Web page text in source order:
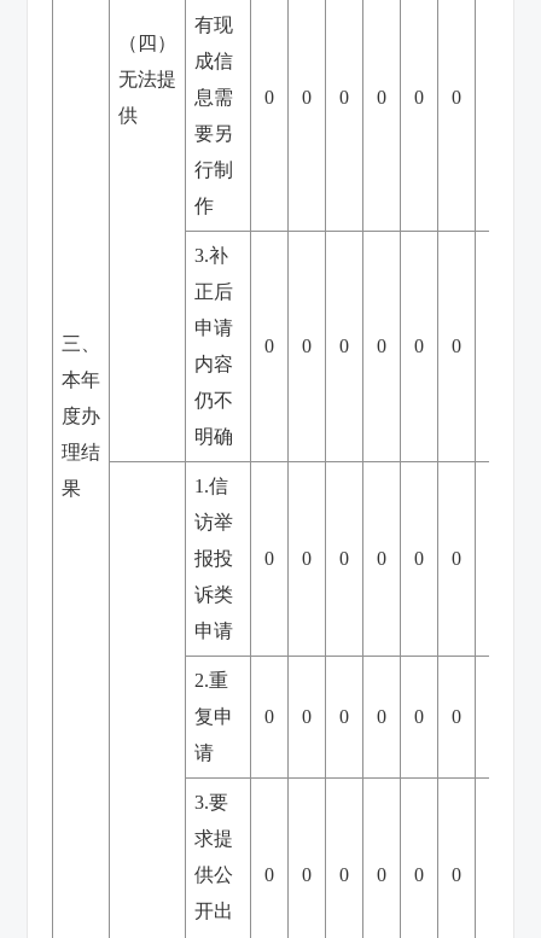
三、
本年
度办
理结
果
（四）
无法提
供
有现
成信
息需
要另
行制
作
0 0 0 0 0 0
3.补
正后
申请
内容
仍不
明确
0 0 0 0 0 0
1.信
访举
报投
诉类
申请
0 0 0 0 0 0
2.重
复申
请
0 0 0 0 0 0
3.要
求提
供公
开出
0 0 0 0 0 0